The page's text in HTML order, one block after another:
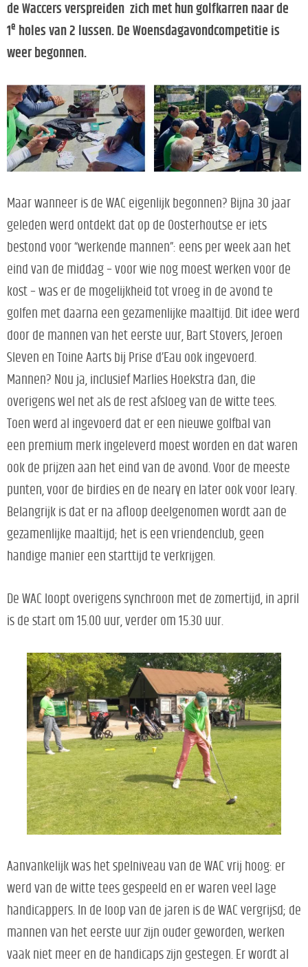
de Waccers verspreiden zich met hun golfkarren naar de
1 e holes van 2 lussen. De Woensdagavondcompetitie is
weer begonnen.
Maar wanneer is de WAC eigenlijk begonnen? Bijna 30 jaar
geleden werd ontdekt dat op de Oosterhoutse er iets
bestond voor “werkende mannen”: eens per week aan het
eind van de middag – voor wie nog moest werken voor de
kost – was er de mogelijkheid tot vroeg in de avond te
golfen met daarna een gezamenlijke maaltijd. Dit idee werd
door de mannen van het eerste uur, Bart Stovers, Jeroen
Sleven en Toine Aarts bij Prise d’Eau ook ingevoerd.
Mannen? Nou ja, inclusief Marlies Hoekstra dan, die
overigens wel net als de rest afsloeg van de witte tees.
Toen werd al ingevoerd dat er een nieuwe golfbal van
een premium merk ingeleverd moest worden en dat waren
ook de prijzen aan het eind van de avond. Voor de meeste
punten, voor de birdies en de neary en later ook voor leary.
Belangrijk is dat er na afloop deelgenomen wordt aan de
gezamenlijke maaltijd; het is een vriendenclub, geen
handige manier een starttijd te verkrijgen.
De WAC loopt overigens synchroon met de zomertijd, in april
is de start om 15.00 uur, verder om 15.30 uur.
Aanvankelijk was het spelniveau van de WAC vrij hoog: er
werd van de witte tees gespeeld en er waren veel lage
handicappers. In de loop van de jaren is de WAC vergrijsd; de
mannen van het eerste uur zijn ouder geworden, werken
vaak niet meer en de handicaps zijn gestegen. Er wordt al